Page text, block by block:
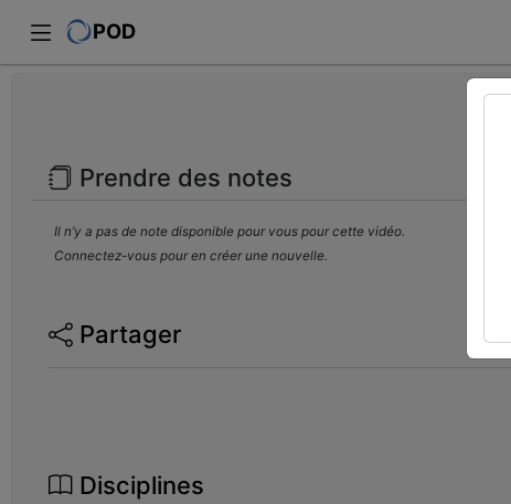
POD
Prendre des notes
Il n’y a pas de note disponible pour vous pour cette vidéo.
Connectez-vous pour en créer une nouvelle.
Partager
Disciplines